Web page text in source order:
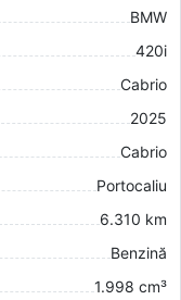
BMW
420i
Cabrio
2025
Cabrio
Portocaliu
6.310 km
Benzină
1.998 cm³